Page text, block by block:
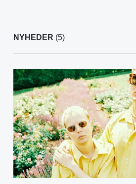
NYHEDER (5)